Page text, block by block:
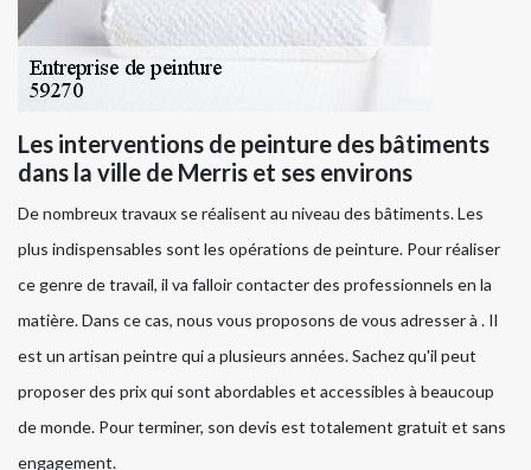
Les interventions de peinture des bâtiments
dans la ville de Merris et ses environs
De nombreux travaux se réalisent au niveau des bâtiments. Les
plus indispensables sont les opérations de peinture. Pour réaliser
ce genre de travail, il va falloir contacter des professionnels en la
matière. Dans ce cas, nous vous proposons de vous adresser à . Il
est un artisan peintre qui a plusieurs années. Sachez qu'il peut
proposer des prix qui sont abordables et accessibles à beaucoup
de monde. Pour terminer, son devis est totalement gratuit et sans
engagement.